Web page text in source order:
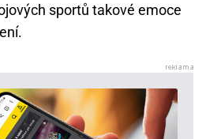
sportů takové emoce